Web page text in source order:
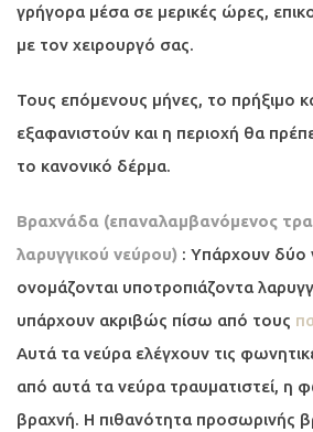
γρήγορα μέσα σε μερικές ώρες,
με τον χειρουργό σας.
Τους επόμενους μήνες, το πρήξιμο
εξαφανιστούν και η περιοχή θα
το κανονικό δέρμα.
Βραχνάδα (επαναλαμβανόμενος
λαρυγγικού νεύρου) : Υπάρχουν δύο
ονομάζονται υποτροπιάζοντα
υπάρχουν ακριβώς πίσω από τους
Αυτά τα νεύρα ελέγχουν τις
από αυτά τα νεύρα τραυματιστεί, η
βραχνή. Η πιθανότητα προσωρινής